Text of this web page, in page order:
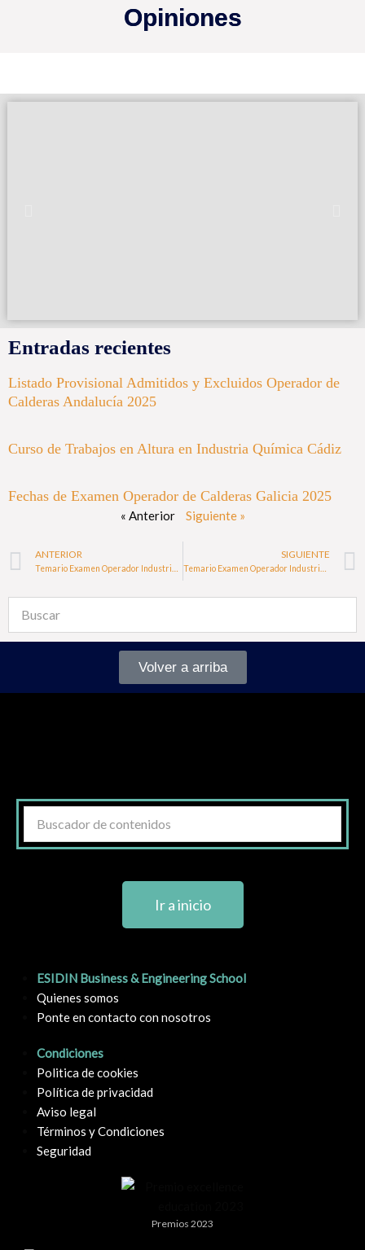
Opiniones
Entradas recientes
Listado Provisional Admitidos y Excluidos Operador de
Calderas Andalucía 2025
Curso de Trabajos en Altura en Industria Química Cádiz
Fechas de Examen Operador de Calderas Galicia 2025
« Anterior Siguiente »
ANTERIOR
Temario Examen Operador Industrial de Calderas Canarias 2024
SIGUIENTE
Temario Examen Operador Industrial de Calderas Castilla La Mancha 2024
Volver a arriba
Ir a inicio
ESIDIN Business & Engineering School
Quienes somos
Ponte en contacto con nosotros
Condiciones
Politica de cookies
Política de privacidad
Aviso legal
Términos y Condiciones
Seguridad
Premios 2023